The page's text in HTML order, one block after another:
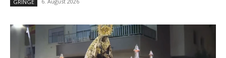
GRINGE